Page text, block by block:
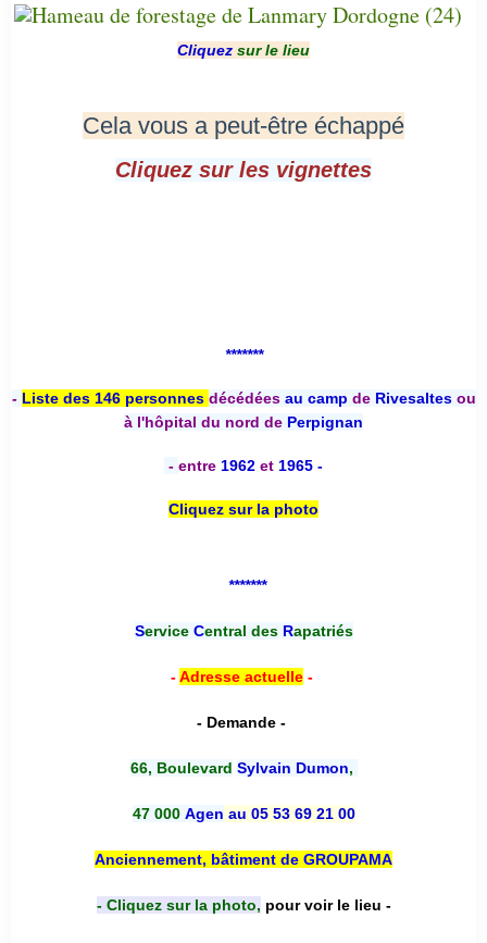
Cliquez sur le lieu
Cela vous a peut-être échappé
Cliquez sur les vignettes
*******
- Liste des 146 personnes décédées au camp deRivesaltesou
à l'hôpital du nord de Perpignan
- entre 1962 et 1965 -
Cliquez sur la photo
*******
Service Central desRapatriés
-Adresse actuelle-
- Demande -
66, Boulevard Sylvain Dumon,
47 000 Agen au 05 53 69 21 00
Anciennement, bâtiment de GROUPAMA
- Cliquez sur la photo, pour voir le lieu -